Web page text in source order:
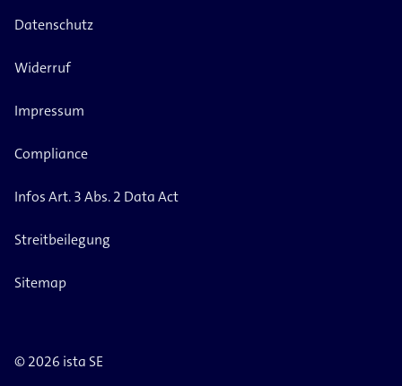
Datenschutz
Widerruf
Impressum
Compliance
Infos Art. 3 Abs. 2 Data Act
Streitbeilegung
Sitemap
© 2026 ista SE